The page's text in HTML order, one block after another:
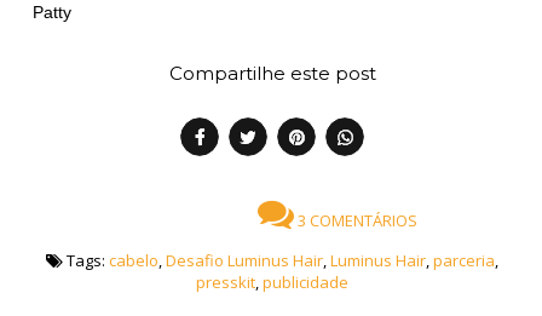
Patty
Compartilhe este post
3 COMENTÁRIOS
Tags: cabelo,Desafio Luminus Hair,Luminus Hair,parceria,
presskit,publicidade